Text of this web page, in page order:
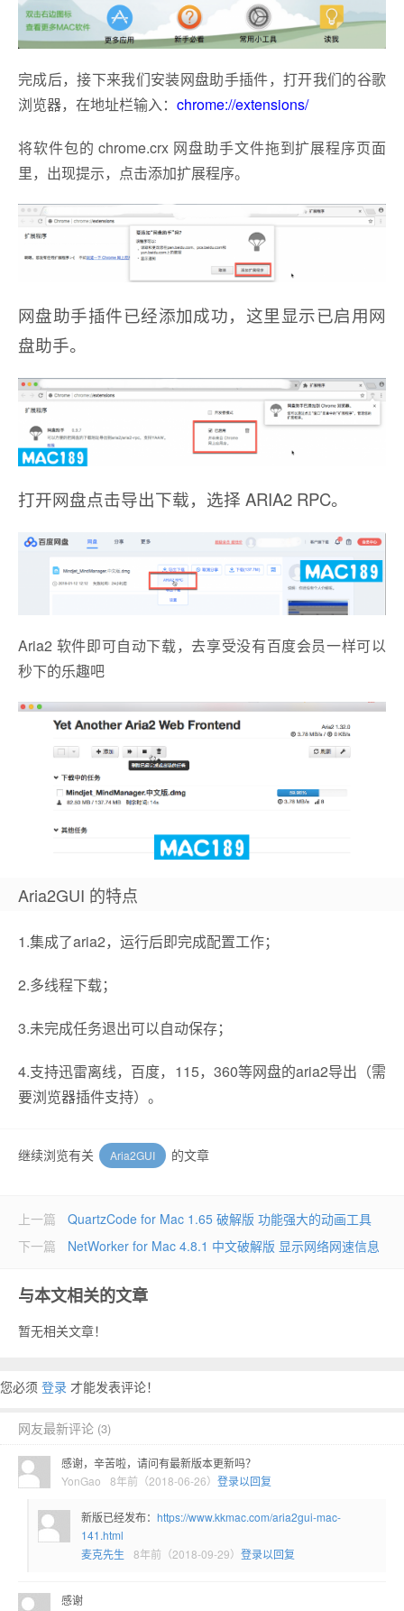
完成后，接下来我们安装网盘助手插件，打开我们的谷歌
浏览器，在地址栏输入： chrome://extensions/
将软件包的 chrome.crx 网盘助手文件拖到扩展程序页面
里，出现提示，点击添加扩展程序。
网盘助手插件已经添加成功，这里显示已启用网
盘助手。
打开网盘点击导出下载，选择 ARIA2 RPC。
Aria2 软件即可自动下载，去享受没有百度会员一样可以
秒下的乐趣吧
Aria2GUI 的特点
1.集成了aria2，运行后即完成配置工作；
2.多线程下载；
3.未完成任务退出可以自动保存；
4.支持迅雷离线，百度，115，360等网盘的aria2导出（需
要浏览器插件支持）。
继续浏览有关 Aria2GUI 的文章
上一篇
QuartzCode for Mac 1.65 破解版 功能强大的动画工具
NetWorker for Mac 4.8.1 中文破解版 显示网络网速信息
下一篇
与本文相关的文章
暂无相关文章！
您必须 登录 才能发表评论！
网友最新评论 (3)
感谢，辛苦啦，请问有最新版本更新吗？
YonGao
8年前（2018-06-26） 登录以回复
新版已经发布： https://www.kkmac.com/aria2gui-mac-
141.html
麦克先生
8年前（2018-09-29） 登录以回复
感谢